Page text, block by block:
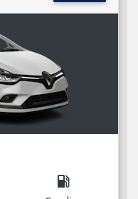
local_gas_station